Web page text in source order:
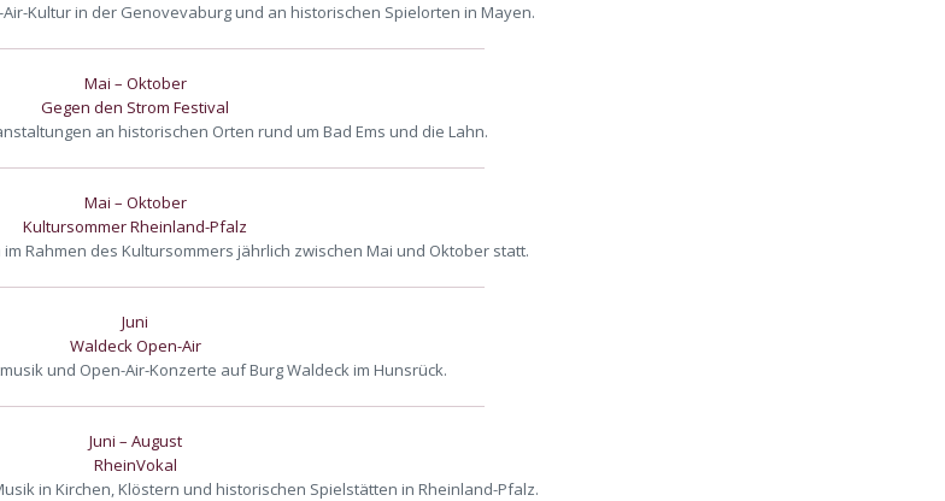
Kultur in der Genovevaburg und an historischen Spielorten in Mayen.
Mai – Oktober
Gegen den Strom Festival
an historischen Orten rund um Bad Ems und die Lahn.
Mai – Oktober
Kultursommer Rheinland-Pfalz
Rahmen des Kultursommers jährlich zwischen Mai und Oktober statt.
Juni
Waldeck Open-Air
und Open-Air-Konzerte auf Burg Waldeck im Hunsrück.
Juni – August
RheinVokal
in Kirchen, Klöstern und historischen Spielstätten in Rheinland-Pfalz.